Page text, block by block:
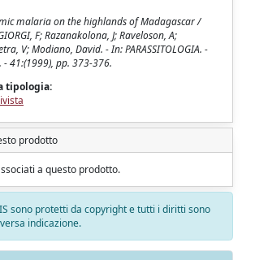
malaria on the highlands of Madagascar /
F; Razanakolona, J; Raveloson, A;
V; Modiano, David. - In: PARASSITOLOGIA. -
- 41:(1999), pp. 373-376.
tipologia:
prodotto
a questo prodotto.
sono protetti da copyright e tutti i diritti sono
indicazione.